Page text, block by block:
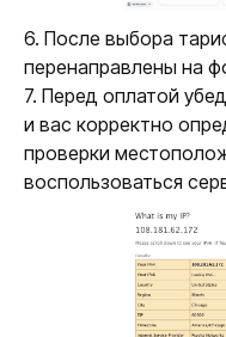
6. После выбора
перенаправлены на
7. Перед оплатой
и вас корректно
проверки
воспользоваться